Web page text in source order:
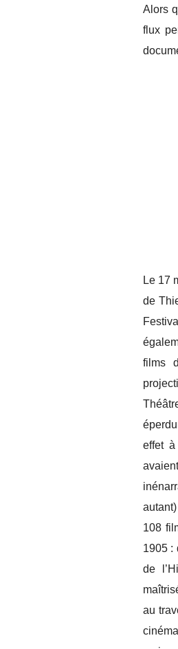
Alors
flux
Le 17
de
films
effet à
108
1905 :
de
au